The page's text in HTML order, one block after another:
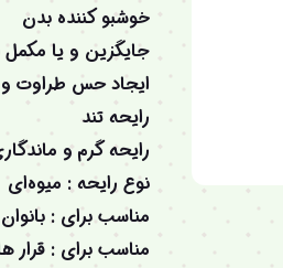
خوشبو کننده بدن
جایگزین و یا
ایجاد حس طراوت و
رایحه تند
رایحه گرم و
نوع رایحه : میوه‌ای
مناسب برای : بانوان
مناسب برای : قرار